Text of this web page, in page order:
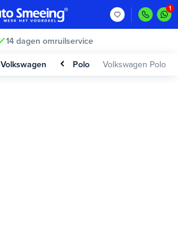
14 dagen omruilservice
Volkswagen Polo Volkswagen Polo